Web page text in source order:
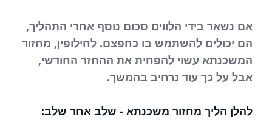
אם נשאר בידי הלווים סכום נוסף אחרי התהליך,
הם יכולים להשתמש בו כחפצם. לחילופין, מחזור
המשכנתא עשוי להפחית את ההחזר החודשי,
אבל על כך עוד נרחיב בהמשך.
להלן הליך מחזור משכנתא - שלב אחר שלב: